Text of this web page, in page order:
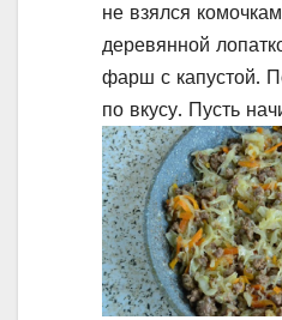
не взялся
деревянной
фарш с капустой.
по вкусу. Пусть